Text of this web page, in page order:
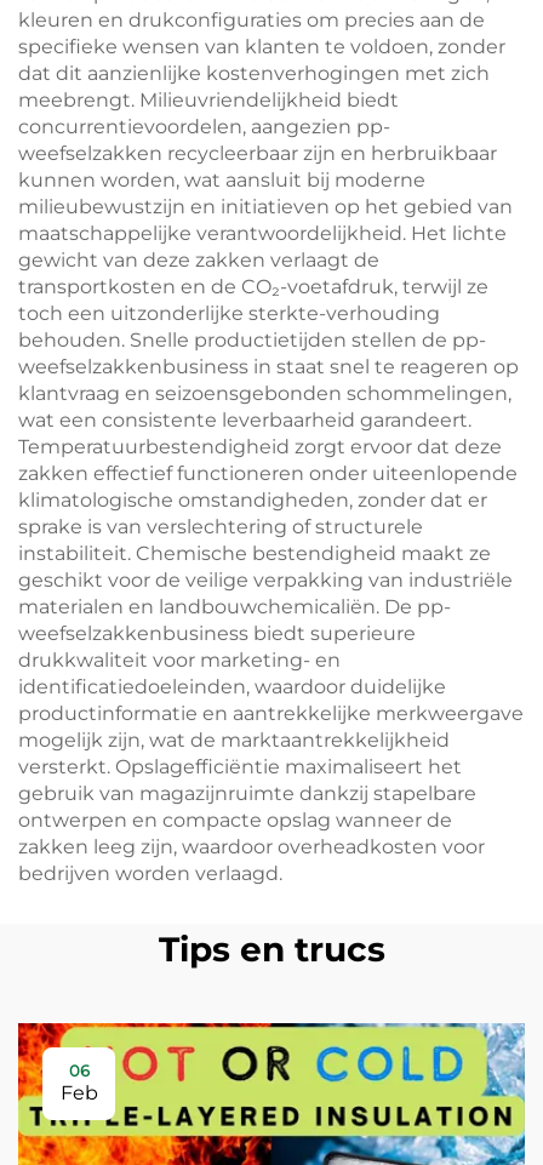
kleuren en drukconfiguraties om precies aan de
specifieke wensen van klanten te voldoen, zonder
dat dit aanzienlijke kostenverhogingen met zich
meebrengt. Milieuvriendelijkheid biedt
concurrentievoordelen, aangezien pp-
weefselzakken recycleerbaar zijn en herbruikbaar
kunnen worden, wat aansluit bij moderne
milieubewustzijn en initiatieven op het gebied van
maatschappelijke verantwoordelijkheid. Het lichte
gewicht van deze zakken verlaagt de
transportkosten en de CO₂-voetafdruk, terwijl ze
toch een uitzonderlijke sterkte-verhouding
behouden. Snelle productietijden stellen de pp-
weefselzakkenbusiness in staat snel te reageren op
klantvraag en seizoensgebonden schommelingen,
wat een consistente leverbaarheid garandeert.
Temperatuurbestendigheid zorgt ervoor dat deze
zakken effectief functioneren onder uiteenlopende
klimatologische omstandigheden, zonder dat er
sprake is van verslechtering of structurele
instabiliteit. Chemische bestendigheid maakt ze
geschikt voor de veilige verpakking van industriële
materialen en landbouwchemicaliën. De pp-
weefselzakkenbusiness biedt superieure
drukkwaliteit voor marketing- en
identificatiedoeleinden, waardoor duidelijke
productinformatie en aantrekkelijke merkweergave
mogelijk zijn, wat de marktaantrekkelijkheid
versterkt. Opslagefficiëntie maximaliseert het
gebruik van magazijnruimte dankzij stapelbare
ontwerpen en compacte opslag wanneer de
zakken leeg zijn, waardoor overheadkosten voor
bedrijven worden verlaagd.
Tips en trucs
06
Feb